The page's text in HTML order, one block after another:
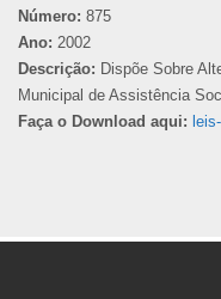
Número: 875
Ano: 2002
Descrição: Dispõe Sobre
Municipal de Assistência
Faça o Download aqui: